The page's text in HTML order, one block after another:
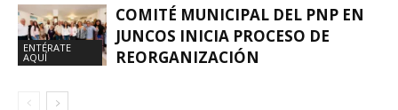
ENTÉRATE
AQUÍ
COMITÉ MUNICIPAL DEL PNP EN
JUNCOS INICIA PROCESO DE
REORGANIZACIÓN